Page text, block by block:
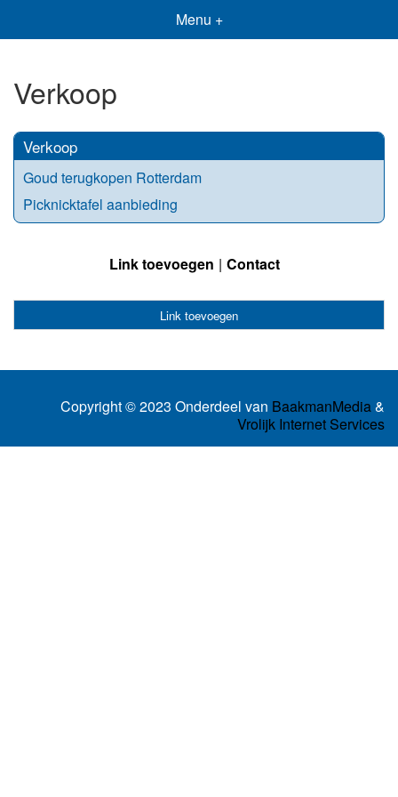
Menu +
Verkoop
Verkoop
Goud terugkopen Rotterdam
Picknicktafel aanbieding
Link toevoegen Contact
Link toevoegen
Copyright © 2023 Onderdeel van BaakmanMedia&
Vrolijk Internet Services